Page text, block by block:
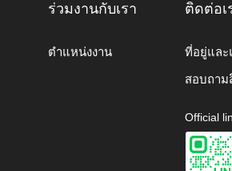
ร่วมงานกับเรา
ตำแหน่งงาน
ติดต่อเ
ที่อยู่แล
สอบถาม
Official